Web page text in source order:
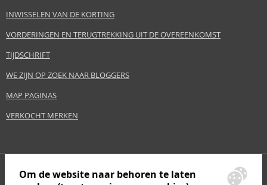
INWISSELEN VAN DE KORTING
VORDERINGEN EN TERUGTREKKING UIT DE OVEREENKOMST
TIJDSCHRIFT
WE ZIJN OP ZOEK NAAR BLOGGERS
MAP PAGINAS
VERKOCHT MERKEN
Om de website naar behoren te laten